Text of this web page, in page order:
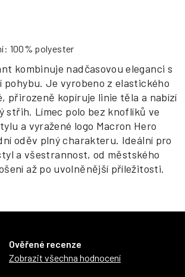
100% polyester
kombinuje nadčasovou eleganci s
pohybu. Je vyrobeno z elastického
přirozeně kopíruje linie těla a nabízí
střih. Límec polo bez knoflíků ve
a vyražené logo Macron Hero
oděv plný charakteru. Ideální pro
a všestrannost, od městského
až po uvolněnější příležitosti.
Ověřené recenze
Zobrazit všechna hodnocení